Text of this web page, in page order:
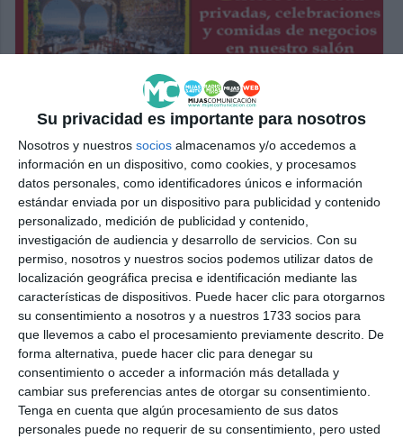
Su privacidad es importante para nosotros
Nosotros y nuestros socios almacenamos y/o accedemos a
información en un dispositivo, como cookies, y procesamos
datos personales, como identificadores únicos e información
estándar enviada por un dispositivo para publicidad y contenido
personalizado, medición de publicidad y contenido,
investigación de audiencia y desarrollo de servicios. Con su
permiso, nosotros y nuestros socios podemos utilizar datos de
localización geográfica precisa e identificación mediante las
características de dispositivos. Puede hacer clic para otorgarnos
su consentimiento a nosotros y a nuestros 1733 socios para
que llevemos a cabo el procesamiento previamente descrito. De
forma alternativa, puede hacer clic para denegar su
consentimiento o acceder a información más detallada y
cambiar sus preferencias antes de otorgar su consentimiento.
Tenga en cuenta que algún procesamiento de sus datos
personales puede no requerir de su consentimiento, pero usted